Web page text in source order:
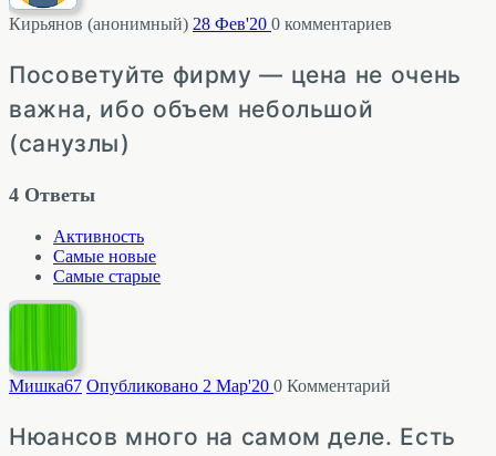
Кирьянов (анонимный) 28 Фев'20 0 комментариев
Посоветуйте фирму — цена не очень
важна, ибо объем небольшой
(санузлы)
4 Ответы
Активность
Самые новые
Самые старые
Мишка67 Опубликовано 2 Мар'20 0 Комментарий
Нюансов много на самом деле. Есть